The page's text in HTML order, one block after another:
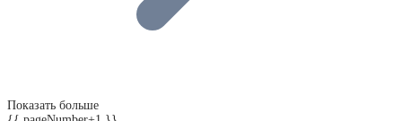
Показать больше